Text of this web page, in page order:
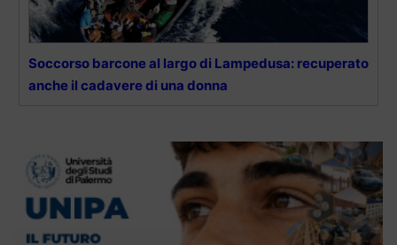
Soccorso barcone al largo di Lampedusa: recuperato
anche il cadavere di una donna